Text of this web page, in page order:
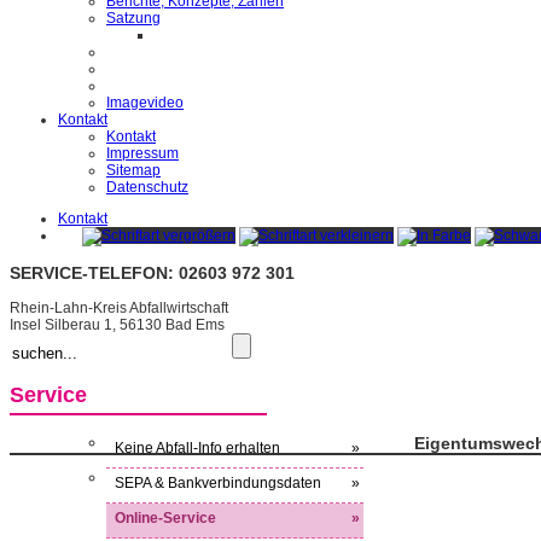
Satzung
Imagevideo
Kontakt
Kontakt
Impressum
Sitemap
Datenschutz
Kontakt
SERVICE-TELEFON: 02603 972 301
Rhein-Lahn-Kreis Abfallwirtschaft
Insel Silberau 1, 56130 Bad Ems
Service
Keine Abfall-Info erhalten »
SEPA & Bankverbindungsdaten »
Online-Service
»